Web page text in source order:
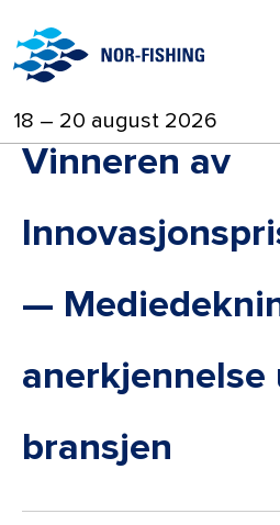
18 – 20 august 2026
Vinneren av
—
anerkjennelse
bransjen